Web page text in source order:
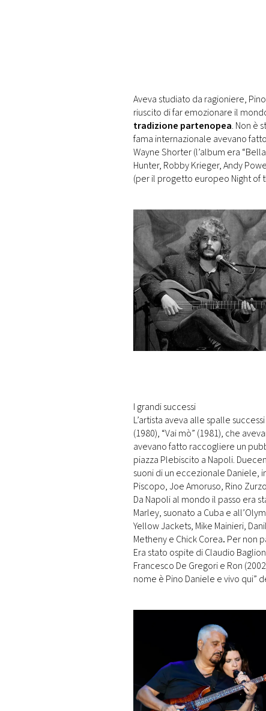
Aveva studiato da ragioniere,
riuscito di far emozionare il
tradizione partenopea. Non è
fama internazionale avevano
Wayne Shorter (l’album era
Hunter, Robby Krieger, Andy
(per il progetto europeo Night of
I grandi successi
L’artista aveva alle spalle
(1980), “Vai mò” (1981), che
avevano fatto raccogliere un
piazza Plebiscito a Napoli.
suoni di un eccezionale Daniele,
Piscopo, Joe Amoruso, Rino
Da Napoli al mondo il passo era
Marley, suonato a Cuba e
Yellow Jackets, Mike Mainieri,
Metheny e Chick Corea. Per non
Era stato ospite di Claudio
Francesco De Gregori e Ron
nome è Pino Daniele e vivo qui”